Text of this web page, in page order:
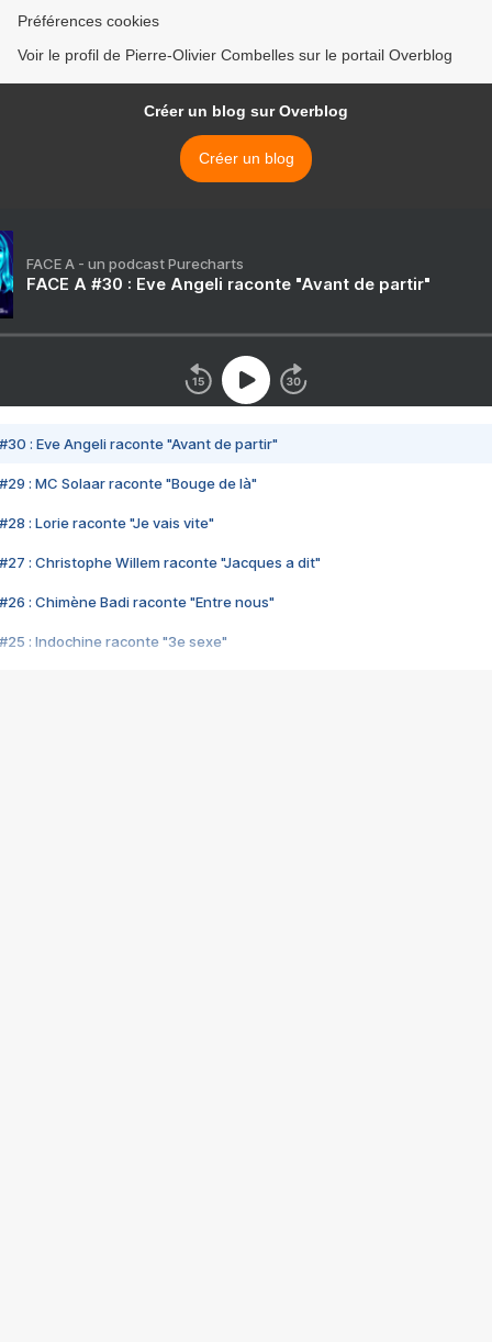
Préférences cookies
Voir le profil de Pierre-Olivier Combelles sur le portail Overblog
Créer un blog sur Overblog
Créer un blog
FACE A - un podcast Purecharts
FACE A #30 : Eve Angeli raconte "Avant de partir"
#30 : Eve Angeli raconte "Avant de partir"
#29 : MC Solaar raconte "Bouge de là"
#28 : Lorie raconte "Je vais vite"
#27 : Christophe Willem raconte "Jacques a dit"
#26 : Chimène Badi raconte "Entre nous"
#25 : Indochine raconte "3e sexe"